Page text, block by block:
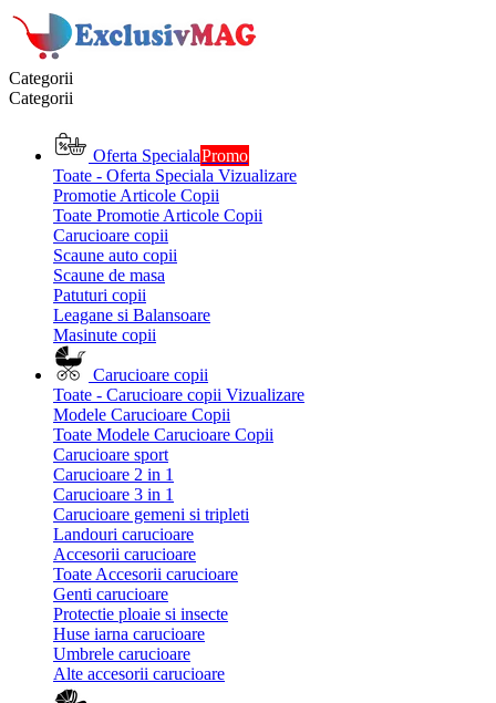
Categorii
Categorii
Oferta SpecialaPromo
Toate - Oferta Speciala Vizualizare
Promotie Articole Copii
Toate Promotie Articole Copii
Carucioare copii
Scaune auto copii
Scaune de masa
Patuturi copii
Leagane si Balansoare
Masinute copii
Carucioare copii
Toate - Carucioare copii Vizualizare
Modele Carucioare Copii
Toate Modele Carucioare Copii
Carucioare sport
Carucioare 2 in 1
Carucioare 3 in 1
Carucioare gemeni si tripleti
Landouri carucioare
Accesorii carucioare
Toate Accesorii carucioare
Genti carucioare
Protectie ploaie si insecte
Huse iarna carucioare
Umbrele carucioare
Alte accesorii carucioare